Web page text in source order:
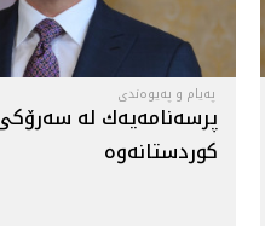
پەیام و پەیوەندی
پرسەنامەیەك لە
كوردستانەوە